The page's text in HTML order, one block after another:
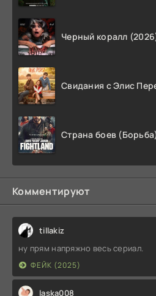
Черный коралл
Свидания с Элис
Страна боев
Комментируют
tillakiz
ну прям напряжно весь сериал.
ФЕЙК (2025)
laska008